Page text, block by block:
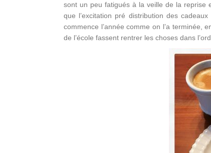
sont un peu fatigués à la veille de la reprise
que l’excitation pré distribution des
commence l’année comme on l’a terminée,
de l’école fassent rentrer les choses dans